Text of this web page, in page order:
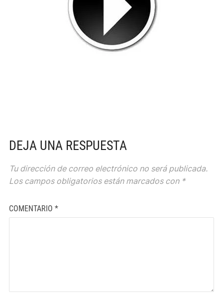
DEJA UNA RESPUESTA
Tu dirección de correo electrónico no será publicada.
Los campos obligatorios están marcados con *
COMENTARIO *